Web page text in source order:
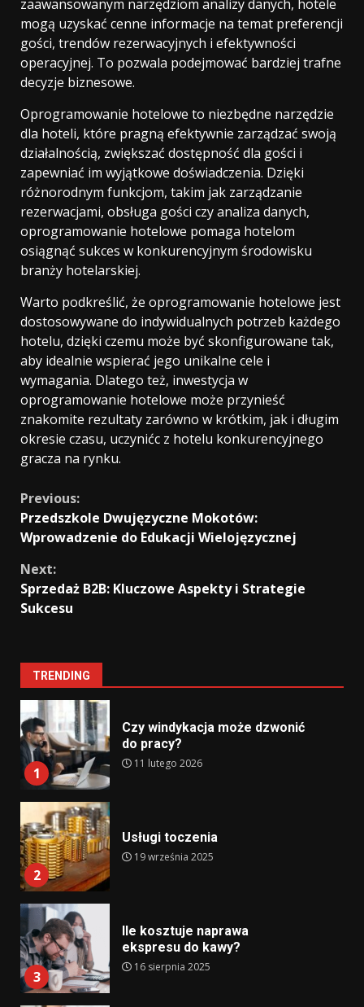
zaawansowanym narzędziom analizy danych, hotele
mogą uzyskać cenne informacje na temat preferencji
gości, trendów rezerwacyjnych i efektywności
operacyjnej. To pozwala podejmować bardziej trafne
decyzje biznesowe.
Oprogramowanie hotelowe to niezbędne narzędzie
dla hoteli, które pragną efektywnie zarządzać swoją
działalnością, zwiększać dostępność dla gości i
zapewniać im wyjątkowe doświadczenia. Dzięki
różnorodnym funkcjom, takim jak zarządzanie
rezerwacjami, obsługa gości czy analiza danych,
oprogramowanie hotelowe pomaga hotelom
osiągnąć sukces w konkurencyjnym środowisku
branży hotelarskiej.
Warto podkreślić, że oprogramowanie hotelowe jest
dostosowywane do indywidualnych potrzeb każdego
hotelu, dzięki czemu może być skonfigurowane tak,
aby idealnie wspierać jego unikalne cele i
wymagania. Dlatego też, inwestycja w
oprogramowanie hotelowe może przynieść
znakomite rezultaty zarówno w krótkim, jak i długim
okresie czasu, uczynićc z hotelu konkurencyjnego
gracza na rynku.
Continue
Reading
Previous:
Przedszkole Dwujęzyczne Mokotów:
Wprowadzenie do Edukacji Wielojęzycznej
Next:
Sprzedaż B2B: Kluczowe Aspekty i Strategie
Sukcesu
TRENDING
1
Czy windykacja może dzwonić
do pracy?
11 lutego 2026
2
Usługi toczenia
19 września 2025
3
Ile kosztuje naprawa
ekspresu do kawy?
16 sierpnia 2025